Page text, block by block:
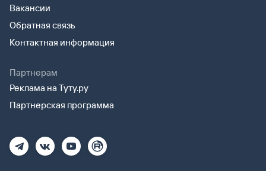
Вакансии
Обратная связь
Контактная информация
Партнерам
Реклама на Туту.ру
Партнерская программа